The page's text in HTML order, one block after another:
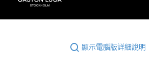
顯示電腦版詳細說明